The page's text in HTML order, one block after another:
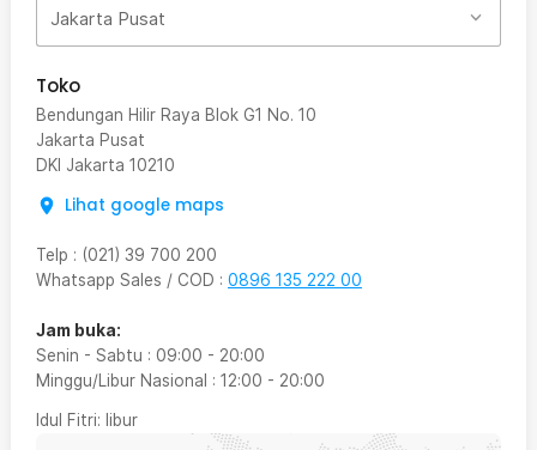
Jakarta Pusat
Toko
Bendungan Hilir Raya Blok G1 No. 10
Jakarta Pusat
DKI Jakarta 10210
Lihat google maps
Telp : (021) 39 700 200
Whatsapp Sales / COD : 0896 135 222 00
Jam buka:
Senin - Sabtu : 09:00 - 20:00
Minggu/Libur Nasional : 12:00 - 20:00
Idul Fitri: libur